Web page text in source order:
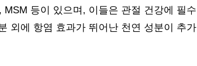
등이 있으며, 이들은 관절 건강에 필수
외에 항염 효과가 뛰어난 천연 성분이 추가